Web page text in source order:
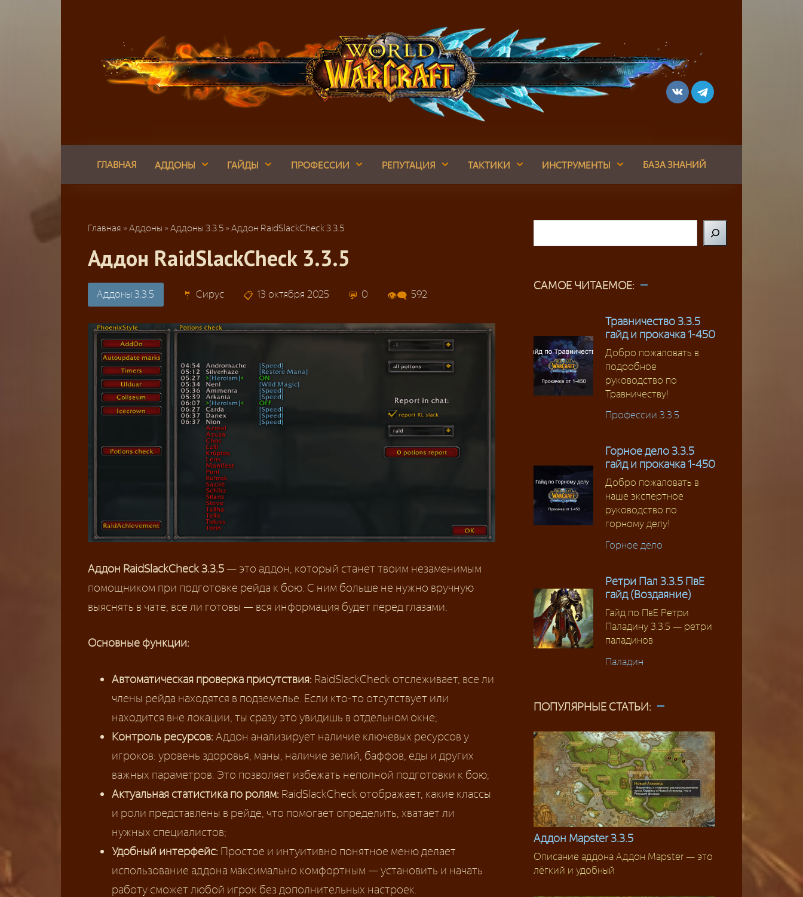
ГЛАВНАЯ АДДОНЫ ГАЙДЫ ПРОФЕССИИ РЕПУТАЦИЯ ТАКТИКИ ИНСТРУМЕНТЫ БАЗА ЗНАНИЙ
Главная »Аддоны »Аддоны 3.3.5 »Аддон RaidSlackCheck 3.3.5
Аддон RaidSlackCheck 3.3.5
Аддоны 3.3.5 Сирус 13 октября 2025 0 592
Аддон RaidSlackCheck 3.3.5 — это аддон, который станет твоим незаменимым
помощником при подготовке рейда к бою. С ним больше не нужно вручную
выяснять в чате, все ли готовы — вся информация будет перед глазами.
Основные функции:
Автоматическая проверка присутствия: RaidSlackCheck отслеживает, все ли
члены рейда находятся в подземелье. Если кто-то отсутствует или
находится вне локации, ты сразу это увидишь в отдельном окне;
Контроль ресурсов: Аддон анализирует наличие ключевых ресурсов у
игроков: уровень здоровья, маны, наличие зелий, баффов, еды и других
важных параметров. Это позволяет избежать неполной подготовки к бою;
Актуальная статистика по ролям: RaidSlackCheck отображает, какие классы
и роли представлены в рейде, что помогает определить, хватает ли
нужных специалистов;
Удобный интерфейс: Простое и интуитивно понятное меню делает
использование аддона максимально комфортным — установить и начать
работу сможет любой игрок без дополнительных настроек.
САМОЕ ЧИТАЕМОЕ:
Травничество 3.3.5
гайд и прокачка 1-450
Добро пожаловать в
подробное
руководство по
Травничеству!
Профессии 3.3.5
Горное дело 3.3.5
гайд и прокачка 1-450
Добро пожаловать в
наше экспертное
руководство по
горному делу!
Горное дело
Ретри Пал 3.3.5 ПвЕ
гайд (Воздаяние)
Гайд по ПвЕ Ретри
Паладину 3.3.5 — ретри
паладинов
Паладин
ПОПУЛЯРНЫЕ СТАТЬИ:
Аддоны
Аддон Mapster 3.3.5
Описание аддона Аддон Mapster — это
лёгкий и удобный